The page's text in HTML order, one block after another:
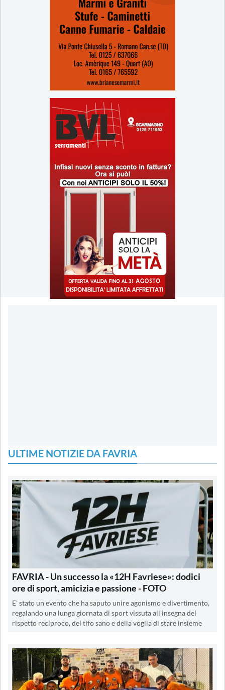
ULTIME NOTIZIE DA FAVRIA
FAVRIA - Un successo la «12H Favriese»: dodici
ore di sport, amicizia e passione - FOTO
E' stato un evento che ha saputo unire agonismo e divertimento,
regalando una lunga giornata di sport vissuta all'insegna del
rispetto reciproco, del tifo sano e della voglia di stare insieme